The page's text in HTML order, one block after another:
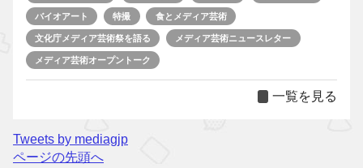
バイオアート 特撮 食とメディア芸術
文化庁メディア芸術祭を語る メディア芸術ニュースレター
メディア芸術オープントーク
一覧を見る
Tweets by mediagjp
ページの先頭へ